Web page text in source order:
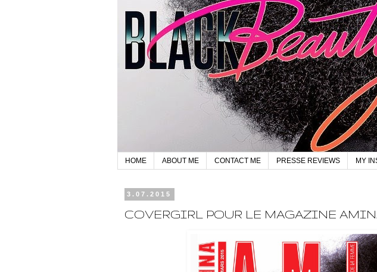
HOME ABOUT ME CONTACT ME PRESSE REVIEWS MY
3.07.2015
COVERGIRL POUR LE MAGAZINE